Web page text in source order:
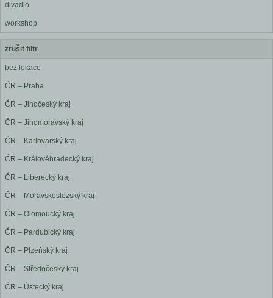
divadlo
workshop
zrušit filtr
bez lokace
ČR – Praha
ČR – Jihočeský kraj
ČR – Jihomoravský kraj
ČR – Karlovarský kraj
ČR – Královéhradecký kraj
ČR – Liberecký kraj
ČR – Moravskoslezský kraj
ČR – Olomoucký kraj
ČR – Pardubický kraj
ČR – Plzeňský kraj
ČR – Středočeský kraj
ČR – Ústecký kraj